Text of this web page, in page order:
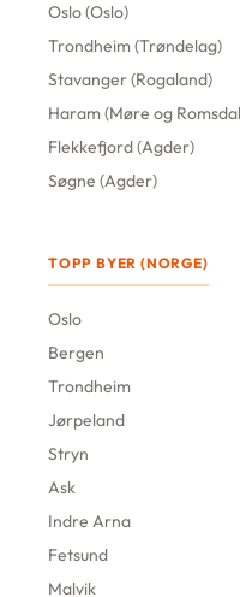
Oslo (Oslo)
Trondheim (Trøndelag)
Stavanger (Rogaland)
Haram (Møre og
Flekkefjord (Agder)
Søgne (Agder)
TOPP BYER (NORGE)
Oslo
Bergen
Trondheim
Jørpeland
Stryn
Ask
Indre Arna
Fetsund
Malvik